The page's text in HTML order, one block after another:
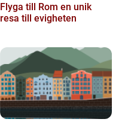
Flyga till Rom en unik
resa till evigheten